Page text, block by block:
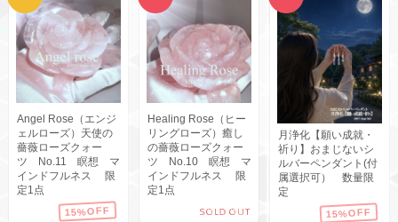
Angel Rose（エンジ
ェルローズ）天使の
薔薇ローズクォー
ツ No.11 瞑想 マ
インドフルネス 限
定1点
15%OFF
Healing Rose（ヒー
リングローズ）癒し
の薔薇ローズクォー
ツ No.10 瞑想 マ
インドフルネス 限
定1点
SOLD OUT
月浄化【願い成就・
祈り】おまじないシ
ルバーペンダント(付
属選択可） 数量限
定
15%OFF